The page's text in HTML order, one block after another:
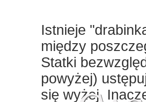
Istnieje
między
Statki
powyżej)
się wyżej.